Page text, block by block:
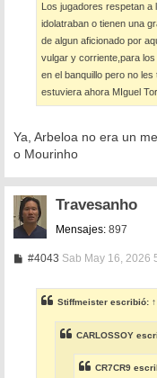
Los jugadores respetan
idolatraban o tienen una
de algun aficionado por
vulgar y corriente,para
en el banquillo pero no
estuviera ahora MIguel
Ya, Arbeloa no era un
o Mourinho
Travesanho
Mensajes: 897
#4043M
a
j
e
Sab May 16, 2026
Stiffmeister escribió: ↑
CARLOSSOY
CR7CR9